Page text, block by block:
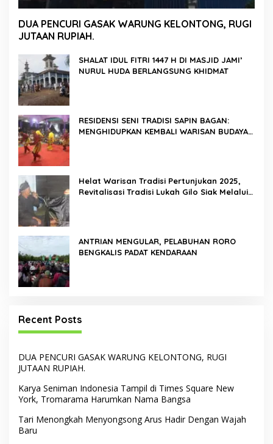
DUA PENCURI GASAK WARUNG KELONTONG, RUGI
JUTAAN RUPIAH.
SHALAT IDUL FITRI 1447 H DI MASJID JAMI’
NURUL HUDA BERLANGSUNG KHIDMAT
RESIDENSI SENI TRADISI SAPIN BAGAN:
MENGHIDUPKAN KEMBALI WARISAN BUDAYA
Helat Warisan Tradisi Pertunjukan 2025,
Revitalisasi Tradisi Lukah Gilo Siak Melalui
ANTRIAN MENGULAR, PELABUHAN RORO
BENGKALIS PADAT KENDARAAN
Recent Posts
DUA PENCURI GASAK WARUNG KELONTONG, RUGI
JUTAAN RUPIAH.
Karya Seniman Indonesia Tampil di Times Square New
York, Tromarama Harumkan Nama Bangsa
Tari Menongkah Menyongsong Arus Hadir Dengan Wajah
Baru